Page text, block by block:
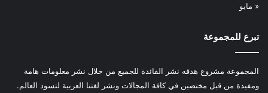
« مايو
تبرع للمجموعة
المجموعة مشروع هدفه نشر الفائدة للجميع من خلال نشر معلومات هامة
ومفيدة من قبل مختصين في كافة المجالات ونشر لغتنا العربية لتسود العالم.